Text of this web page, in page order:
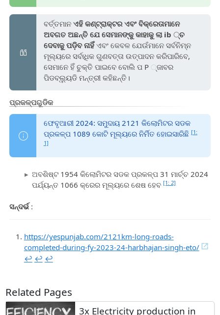
ବର୍ତ୍ତମାନ ଏହି କଣ୍ଟ୍ରାକ୍ଟର ଏବଂ ବିକ୍ରେତାମାନେ
ଅବଗତ ଅଛନ୍ତି ଯେ ସେମାନଙ୍କୁ କାହାକୁ ଲା ib ୍ଚ
ଦେବାକୁ ପଡ଼ିବ ନାହିଁଏବଂ କେବଳ ଯେଉଁମାନେ ସର୍ବନିମ୍ନ
ମୂଲ୍ୟରେ ସର୍ବାଧିକ ଗୁଣବତ୍ତା ଉତ୍ପାଦନ କରିପାରିବେ,
ସେମାନେ ହିଁ ଚୁକ୍ତି ପାଇବେ ବୋଲି ପ P ୍ଜାବର
ପିଡବ୍ଲ୍ୟୁଡି ମନ୍ତ୍ରୀ କହିଛନ୍ତି।
ପ୍ରକଳ୍ପଗୁଡିକ
ଫେବୃଆରୀ 2024: ସମୁଦାୟ 2121 କିଲୋମିଟର ସଡକ
ପ୍ରକଳ୍ପ 1089 କୋଟି ମୂଲ୍ୟରେ ନିର୍ମିତ ହୋଇସାରିଛି[1:
1]
ଅବଶିଷ୍ଟ 1954 କିଲୋମିଟର ସଡକ ପ୍ରକଳ୍ପ 31 ମାର୍ଚ୍ଚ 2024
ପର୍ଯ୍ୟନ୍ତ 1066 କ୍ରେର ମୂଲ୍ୟରେ ଶେଷ ହେବ [1: 2]
ସନ୍ଦର୍ଭ:
https://yespunjab.com/2121km-long-roads-
completed-during-fy-2023-24-harbhajan-singh-eto/
↩︎ ↩︎ ↩︎
Related Pages
3x Electricity production in